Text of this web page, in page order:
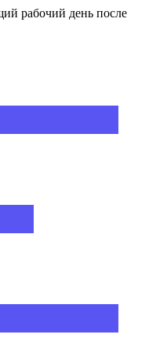
рабочий день после